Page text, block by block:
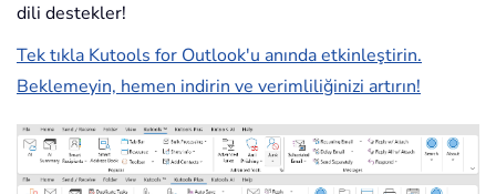
dili destekler!
Tek tıkla Kutools for Outlook'u anında etkinleştirin.
Beklemeyin, hemen indirin ve verimliliğinizi artırın!